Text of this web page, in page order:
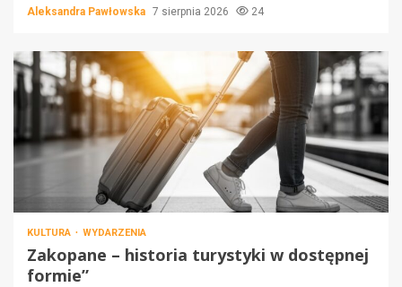
Aleksandra Pawłowska 7 sierpnia 2026 24
KULTURA WYDARZENIA
Zakopane – historia turystyki w dostępnej
formie”